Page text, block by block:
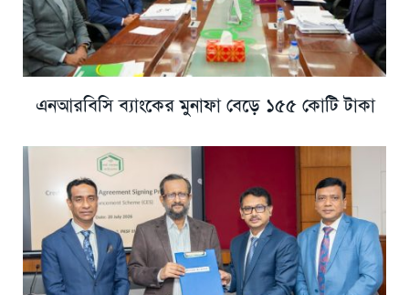
এনআরবিসি ব্যাংকের মুনাফা বেড়ে ১৫৫ কোটি টাকা